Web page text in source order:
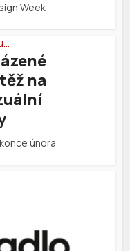
Week
na
února